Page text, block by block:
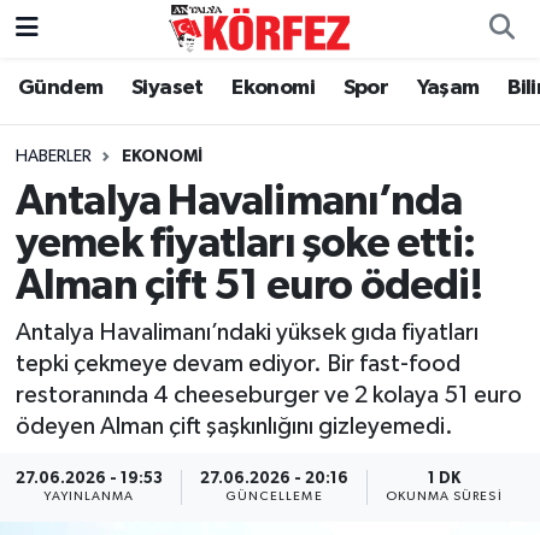
Gündem Siyaset Ekonomi Spor Yaşam
HABERLER EKONOMI
Antalya Havalimanı’nda
yemek fiyatları şoke etti:
Alman çift 51 euro ödedi!
Antalya Havalimanı’ndaki yüksek gıda fiyatları
tepki çekmeye devam ediyor. Bir fast-food
restoranında 4 cheeseburger ve 2 kolaya 51 euro
ödeyen Alman çift şaşkınlığını gizleyemedi.
27.06.2026 - 19:53
YAYINLANMA
27.06.2026 - 20:16
GÜNCELLEME
1 DK
OKUNMA SÜRESI
Gündem
Siyaset
Yerel Yönetim
Ekonomi
Spor
Yaşam
Nöbetçi Eczaneler
Hava Durumu
Trafik Durumu
Süper Lig Puan Durumu ve Fikstür
Tüm Manşetler
Son Dakika Haberleri